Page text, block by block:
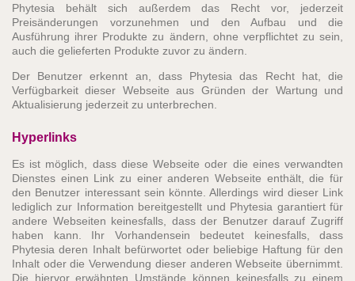
Phytesia behält sich außerdem das Recht vor, jederzeit
Preisänderungen vorzunehmen und den Aufbau und die
Ausführung ihrer Produkte zu ändern, ohne verpflichtet zu sein,
auch die gelieferten Produkte zuvor zu ändern.
Der Benutzer erkennt an, dass Phytesia das Recht hat, die
Verfügbarkeit dieser Webseite aus Gründen der Wartung und
Aktualisierung jederzeit zu unterbrechen.
Hyperlinks
Es ist möglich, dass diese Webseite oder die eines verwandten
Dienstes einen Link zu einer anderen Webseite enthält, die für
den Benutzer interessant sein könnte. Allerdings wird dieser Link
lediglich zur Information bereitgestellt und Phytesia garantiert für
andere Webseiten keinesfalls, dass der Benutzer darauf Zugriff
haben kann. Ihr Vorhandensein bedeutet keinesfalls, dass
Phytesia deren Inhalt befürwortet oder beliebige Haftung für den
Inhalt oder die Verwendung dieser anderen Webseite übernimmt.
Die hiervor erwähnten Umstände können keinesfalls zu einem